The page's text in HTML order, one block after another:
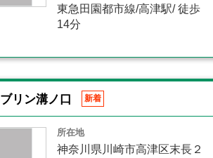
東急田園都市線/高津駅/ 徒歩
14分
リン溝ノ口 新着
所在地
神奈川県川崎市高津区末長２